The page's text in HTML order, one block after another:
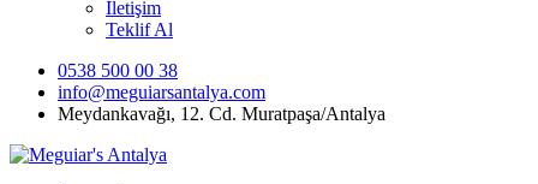
İletişim
Teklif Al
0538 500 00 38
info@meguiarsantalya.com
Meydankavağı, 12. Cd. Muratpaşa/Antalya